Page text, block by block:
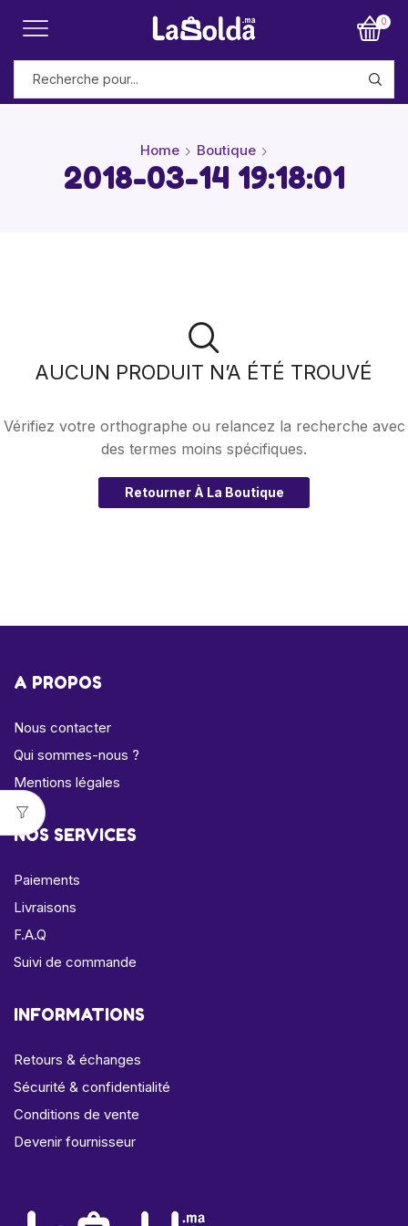
0
Home Boutique
2018-03-14 19:18:01
AUCUN PRODUIT N’A ÉTÉ TROUVÉ
Vérifiez votre orthographe ou relancez la recherche avec
des termes moins spécifiques.
Retourner À La Boutique
A PROPOS
Nous contacter
Qui sommes-nous ?
Mentions légales
NOS SERVICES
Paiements
Livraisons
F.A.Q
Suivi de commande
INFORMATIONS
Retours & échanges
Sécurité & confidentialité
Conditions de vente
Devenir fournisseur